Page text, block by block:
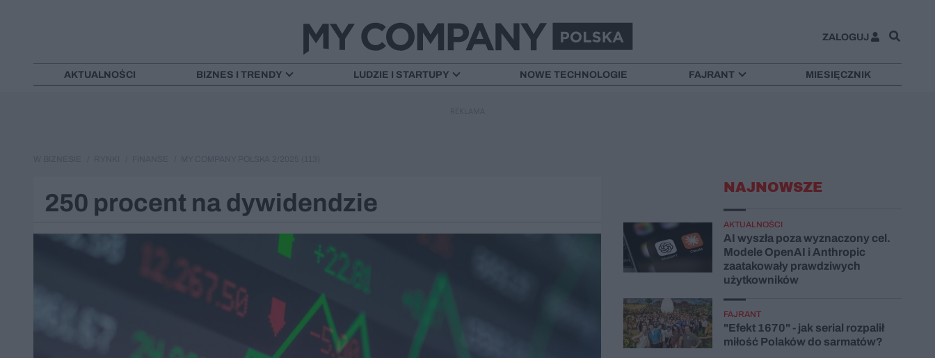
ZALOGUJ
AKTUALNOŚCI BIZNES I TRENDY LUDZIE I STARTUPY NOWE TECHNOLOGIE FAJRANT MIESIĘCZNIK
250 procent na dywidendzie
NAJNOWSZE
AKTUALNOŚCI
AI wyszła poza wyznaczony cel.
Modele OpenAI i Anthropic
zaatakowały prawdziwych
użytkowników
FAJRANT
"Efekt 1670" - jak serial rozpalił
miłość Polaków do sarmatów?